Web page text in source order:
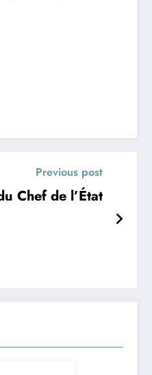
Previous post
Chef de l’État